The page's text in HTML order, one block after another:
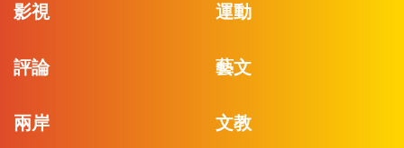
影視 運動
評論 藝文
兩岸 文教